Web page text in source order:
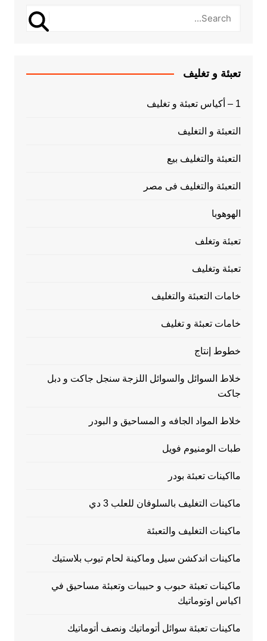
تعبئة و تغليف
1 – أكياس تعبئة و تغليف
التعبئة و التغليف
التعبئة والتغليف بيع
التعبئة والتغليف فى مصر
الهوهوبا
تعبئة وتغلف
تعبئة وتغليف
خامات التعبئة والتغليف
خامات تعبئة و تغليف
خطوط إنتاج
خلاط السوائل والسوائل اللزجة سنجل جاكت و دبل
جاكت
خلاط المواد الجافه و المساحيق و البودر
طبات الومنيوم فويل
مااكينات تعبئة بودر
ماكينات التغليف بالسلوفان للعلب 3 دي
ماكينات التغليف والتعبئة
ماكينات اندكشن سيل وماكينة لحام تيوب بلاستيك
ماكينات تعبئة حبوب و حبيبات وتعبئة مساحيق في
اكياس اوتوماتيك
ماكينات تعبئة سوائل أتوماتيك ونصف أتوماتيك